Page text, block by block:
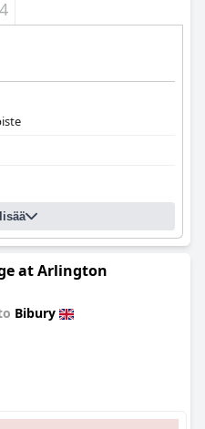
at Arlington
Bibury